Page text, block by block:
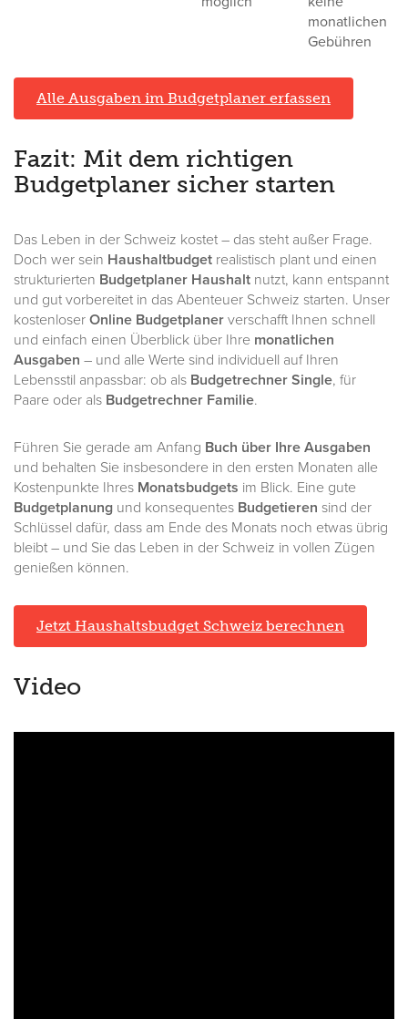
monatlichen
Gebühren
Alle Ausgaben im Budgetplaner erfassen
Fazit: Mit dem richtigen
Budgetplaner sicher starten
Das Leben in der Schweiz kostet – das steht außer Frage.
Doch wer sein Haushaltbudget realistisch plant und einen
strukturierten Budgetplaner Haushalt nutzt, kann entspannt
und gut vorbereitet in das Abenteuer Schweiz starten. Unser
kostenloser Online Budgetplaner verschafft Ihnen schnell
und einfach einen Überblick über Ihre monatlichen
Ausgaben – und alle Werte sind individuell auf Ihren
Lebensstil anpassbar: ob als Budgetrechner Single, für
Paare oder als Budgetrechner Familie.
Führen Sie gerade am Anfang Buch über Ihre Ausgaben
und behalten Sie insbesondere in den ersten Monaten alle
Kostenpunkte Ihres Monatsbudgets im Blick. Eine gute
Budgetplanung und konsequentes Budgetieren sind der
Schlüssel dafür, dass am Ende des Monats noch etwas übrig
bleibt – und Sie das Leben in der Schweiz in vollen Zügen
genießen können.
Jetzt Haushaltsbudget Schweiz berechnen
Video